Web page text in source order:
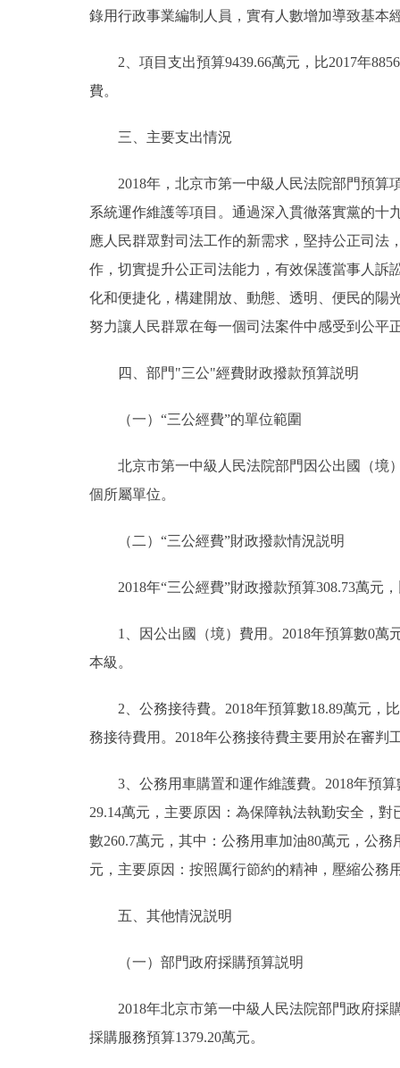
錄用行政事業編制人員，實有人數增加導致基本
2、項目支出預算9439.66萬元，比2017年
費。
三、主要支出情況
2018年，北京市第一中級人民法院部門預算
系統運作維護等項目。通過深入貫徹落實黨的十
應人民群眾對司法工作的新需求，堅持公正司
作，切實提升公正司法能力，有效保護當事人訴
化和便捷化，構建開放、動態、透明、便民的陽
努力讓人民群眾在每一個司法案件中感受到公平
四、部門"三公"經費財政撥款預算説明
（一）“三公經費”的單位範圍
北京市第一中級人民法院部門因公出國（境）
個所屬單位。
（二）“三公經費”財政撥款情況説明
2018年“三公經費”財政撥款預算308.73萬元，
1、因公出國（境）費用。2018年預算數0萬
本級。
2、公務接待費。2018年預算數18.89萬元，比
務接待費用。2018年公務接待費主要用於在審判
3、公務用車購置和運作維護費。2018年預算
29.14萬元，主要原因：為保障執法執勤安全，
數260.7萬元，其中：公務用車加油80萬元，公
元，主要原因：按照厲行節約的精神，壓縮公務
五、其他情況説明
（一）部門政府採購預算説明
2018年北京市第一中級人民法院部門政府採購
採購服務預算1379.20萬元。